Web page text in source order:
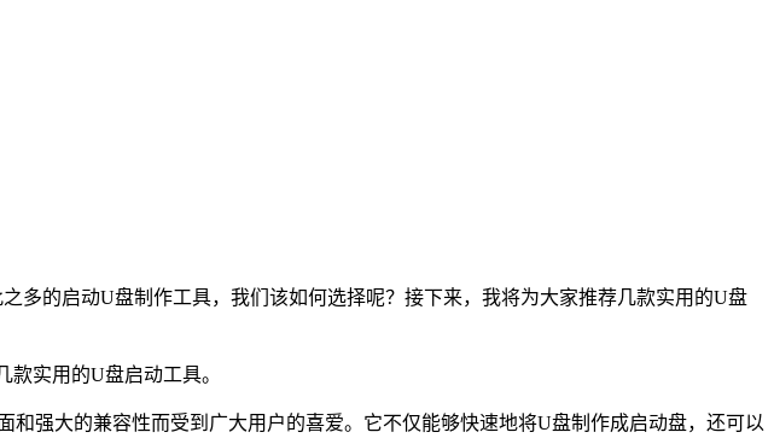
多的启动U盘制作工具，我们该如何选择呢？接下来，我将为大家推荐几款实用的U盘
款实用的U盘启动工具。
强大的兼容性而受到广大用户的喜爱。它不仅能够快速地将U盘制作成启动盘，还可以